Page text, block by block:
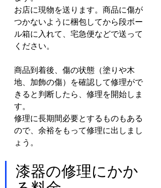
お店に現物を送ります。商品に傷が
つかないように梱包してから段ボー
ル箱に入れて、宅急便などで送って
ください。
商品到着後、傷の状態（塗りや木
地、加飾の傷）を確認して修理がで
きると判断したら、修理を開始しま
す。
修理に長期間必要とするものもある
ので、余裕をもって修理に出しまし
ょう。
漆器の修理にかか